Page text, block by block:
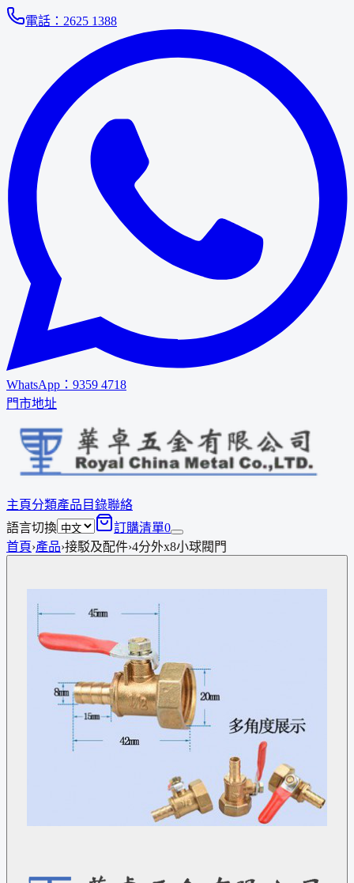
電話： 2625 1388
WhatsApp： 9359 4718
門市地址
主頁分類產品 目錄聯絡
語言切換
訂購清單0
首頁›產品›接駁及配件›4分外x8小球閥門